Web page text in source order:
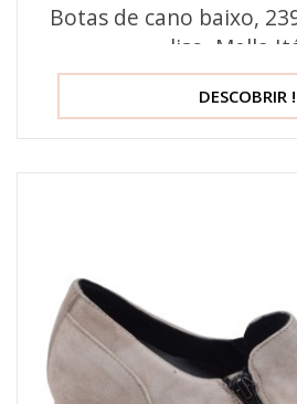
Botas de cano baixo,
liso, Mella
DESCOBRIR !